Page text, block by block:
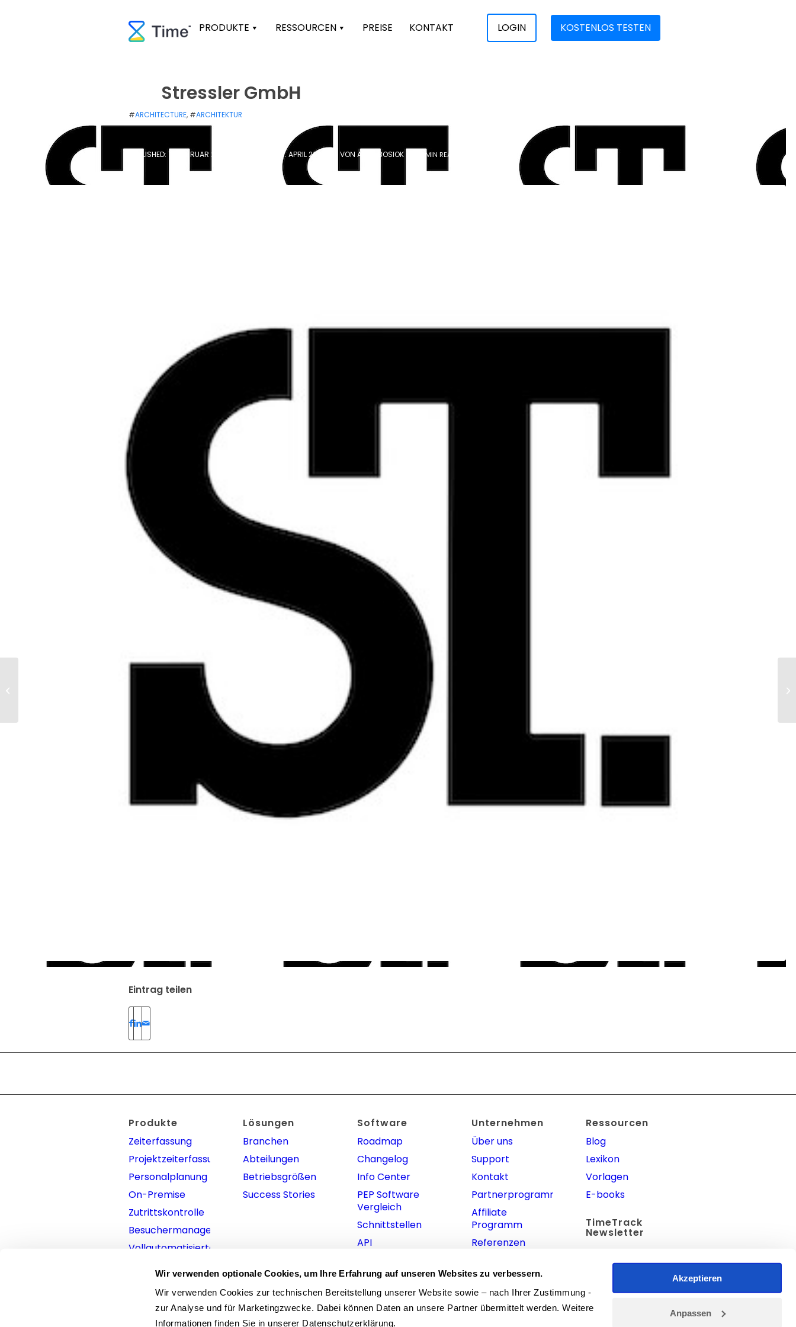
Wir verwenden optionale Cookies, um Ihre Erfahrung auf unseren Websites zu verbessern.
Wir verwenden Cookies zur technischen Bereitstellung unserer Website sowie – nach Ihrer Zustimmung -
zur Analyse und für Marketingzwecke. Dabei können Daten an unsere Partner übermittelt werden. Weitere
Informationen finden Sie in unserer Datenschutzerklärung.
Akzeptieren
Anpassen
PRODUKTE RESSOURCEN PREISE KONTAKT LOGIN KOSTENLOS TESTEN
Stressler GmbH
#ARCHITECTURE, #ARCHITEKTUR
PUBLISHED: 13. FEBRUAR 2019 UPDATED: 23. APRIL 2019 VON ANJA BOSIOK 0 MIN READ
Eintrag teilen
Produkte
Zeiterfassung
Projektzeiterfassung
Personalplanung
On-Premise
Zutrittskontrolle
Besuchermanagement
Vollautomatisierte
Lösungen
Branchen
Abteilungen
Betriebsgrößen
Success Stories
Software
Roadmap
Changelog
Info Center
PEP Software
Vergleich
Schnittstellen
API
Unternehmen
Über uns
Support
Kontakt
Partnerprogramm
Affiliate
Programm
Referenzen
Ressourcen
Blog
Lexikon
Vorlagen
E-books
TimeTrack
Newsletter